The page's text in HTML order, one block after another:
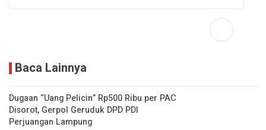
Baca Lainnya
Dugaan “Uang Pelicin” Rp500 Ribu per PAC
Disorot, Gerpol Geruduk DPD PDI
Perjuangan Lampung